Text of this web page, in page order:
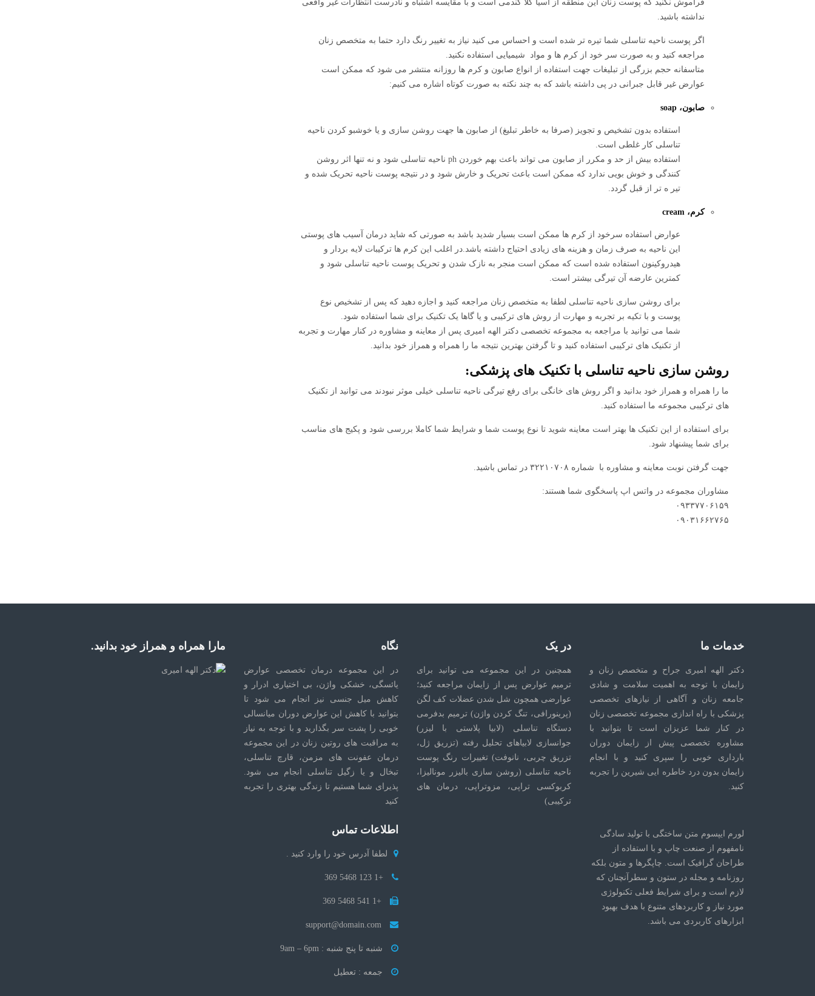
فراموش نکنید که پوست زنان این منطقه از آسیا کلا گندمی است و با مقایسه اشتباه و نادرست انتظارات غیر واقعی
نداشته باشید.
اگر پوست ناحیه تناسلی شما تیره تر شده است و احساس می کنید نیاز به تغییر رنگ دارد حتما به متخصص زنان
مراجعه کنید و به صورت سر خود از کرم ها و مواد شیمیایی استفاده نکنید‌.
متاسفانه حجم بزرگی از تبلیغات جهت استفاده از انواع صابون و کرم ها روزانه منتشر می شود که ممکن است
عوارض غیر قابل جبرانی در پی داشته باشد که به چند نکته به صورت کوتاه اشاره می کنیم:
صابون، soap
استفاده بدون تشخیص و تجویز (صرفا به خاطر تبلیغ) از صابون ها جهت روشن سازی و یا خوشبو کردن ناحیه
تناسلی کار غلطی است.
استفاده بیش از حد و مکرر از صابون می تواند باعث بهم خوردن ph ناحیه تناسلی شود و نه تنها اثر روشن
کنندگی و خوش بویی ندارد که ممکن است باعث تحریک و خارش شود و در نتیجه پوست ناحیه تحریک شده و
تیر ه تر از قبل گردد.
کرم، cream
عوارض استفاده سرخود از کرم ها ممکن است بسیار شدید باشد به صورتی که شاید درمان آسیب های پوستی
این ناحیه به صرف زمان و هزینه های زیادی احتیاج داشته باشد.در اغلب این کرم ها ترکیبات لایه بردار و
هیدروکینون استفاده شده است که ممکن است منجر به نازک شدن و تحریک پوست ناحیه تناسلی شود و
کمترین عارضه آن تیرگی بیشتر است.
برای روشن سازی ناحیه تناسلی لطفا به متخصص زنان مراجعه کنید و اجازه دهید که پس از تشخیص نوع
پوست و با تکیه بر تجربه و مهارت از روش های ترکیبی و یا گاها یک تکنیک برای شما استفاده شود.
شما می توانید با مراجعه به مجموعه تخصصی دکتر الهه امیری پس از معاینه و مشاوره در کنار مهارت و تجربه
از تکنیک های ترکیبی استفاده کنید و تا گرفتن بهترین نتیجه ما را همراه و همراز خود بدانید.
روشن سازی ناحیه تناسلی با تکنیک های پزشکی:
ما را همراه و همراز خود بدانید و اگر روش های خانگی برای رفع تیرگی ناحیه تناسلی خیلی موثر نبودند می توانید از تکنیک
های ترکیبی مجموعه ما استفاده کنید‌.
برای استفاده از این تکنیک ها بهتر است معاینه شوید تا نوع پوست شما و شرایط شما کاملا بررسی شود و پکیج های مناسب
برای شما پیشنهاد شود.
جهت گرفتن نوبت معاینه و مشاوره با شماره ۳۲۲۱۰۷۰۸ در تماس باشید.
مشاوران مجموعه در واتس اپ پاسخگوی شما هستند:
۰۹۳۳۷۷۰۶۱۵۹
۰۹۰۳۱۶۶۲۷۶۵
خدمات ما
دکتر الهه امیری جراح و متخصص زنان و
زایمان با توجه به اهمیت سلامت و شادی
جامعه زنان و آگاهی از نیازهای تخصصی
پزشکی با راه اندازی مجموعه تخصصی زنان
در کنار شما عزیزان است تا بتوانید با
مشاوره تخصصی پیش از زایمان دوران
بارداری خوبی را سپری کنید و با انجام
زایمان بدون درد خاطره ایی شیرین را تجربه
کنید.
لورم ایپسوم متن ساختگی با تولید سادگی
نامفهوم از صنعت چاپ و با استفاده از
طراحان گرافیک است. چاپگرها و متون بلکه
روزنامه و مجله در ستون و سطرآنچنان که
لازم است و برای شرایط فعلی تکنولوژی
مورد نیاز و کاربردهای متنوع با هدف بهبود
ابزارهای کاربردی می باشد.
در یک
همچنین در این مجموعه می توانید برای
ترمیم عوارض پس از زایمان مراجعه کنید؛
عوارضی همچون شل شدن عضلات کف لگن
(پرینورافی، تنگ کردن واژن) ترمیم بدفرمی
دستگاه تناسلی (لابیا پلاستی با لیزر)
جوانسازی لابیاهای تحلیل رفته (تزریق ژل،
تزریق چربی، نانوفت) تغییرات رنگ پوست
ناحیه تناسلی (روشن سازی بالیزر مونالیزا،
کربوکسی تراپی، مزوتراپی، درمان های
ترکیبی)
نگاه
در این مجموعه درمان تخصصی عوارض
یائسگی، خشکی واژن، بی اختیاری ادرار و
کاهش میل جنسی نیز انجام می شود تا
بتوانید با کاهش این عوارض دوران میانسالی
خوبی را پشت سر بگذارید و با توجه به نیاز
به مراقبت های روتین زنان در این مجموعه
درمان عفونت های مزمن، قارچ تناسلی،
تبخال و یا زگیل تناسلی انجام می شود.
پذیرای شما هستیم تا زندگی بهتری را تجربه
کنید
اطلاعات تماس
لطفا آدرس خود را وارد کنید .
+1 123 5468 369
+1 541 5468 369
شنبه تا پنج شنبه : 9am – 6pm
جمعه : تعطیل
مارا همراه و همراز خود بدانید.